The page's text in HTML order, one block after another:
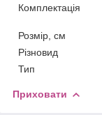
Комплектація
Розмір, см
Різновид
Тип
Приховати